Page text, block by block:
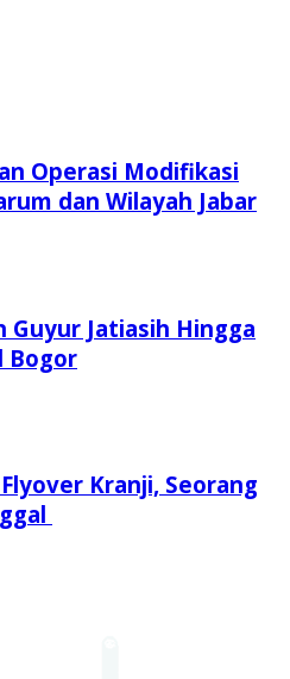
Operasi Modifikasi
dan Wilayah Jabar
Guyur Jatiasih Hingga
Bogor
Kranji, Seorang